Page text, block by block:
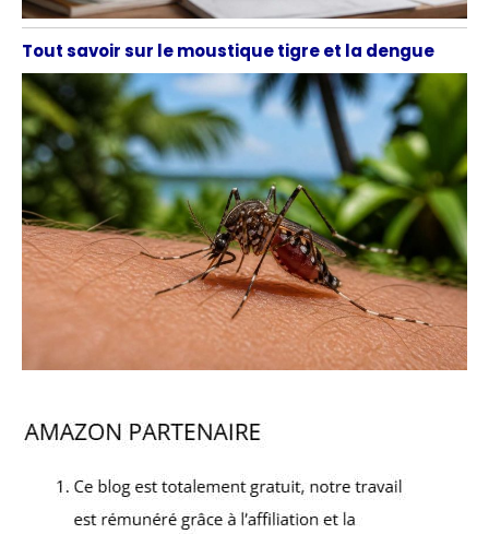
Tout savoir sur le moustique tigre et la dengue